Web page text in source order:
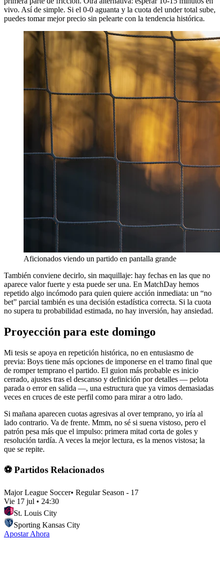
vivo. Así de simple. Si el 0-0 aguanta y la cuota del under total sube,
puedes tomar mejor precio sin pelearte con la tendencia histórica.
Aficionados viendo un partido en pantalla grande
También conviene decirlo, sin maquillaje: hay fechas en las que no
aparece valor fuerte y esta puede ser una. En MatchDay hemos
repetido algo incómodo para quien quiere acción inmediata: un “no
bet” parcial también es una decisión estadística correcta. Si la cuota
no supera tu probabilidad estimada, no hay inversión, hay ansiedad.
Proyección para este domingo
Mi tesis se apoya en repetición histórica, no en entusiasmo de
previa: Boys tiene más opciones de imponerse en el tramo final que
de romper temprano el partido. El guion más probable es inicio
cerrado, ajustes tras el descanso y definición por detalles — pelota
parada o error en salida —, una estructura que ya vimos demasiadas
veces en cruces de este perfil como para mirar a otro lado.
Si mañana aparecen cuotas agresivas al over temprano, yo iría al
lado contrario. Va de frente. Mmm, no sé si suena vistoso, pero el
patrón pesa más que el impulso: primera mitad corta de goles y
resolución tardía. A veces la mejor lectura, es la menos vistosa; la
que se repite.
⚽ Partidos Relacionados
Major League Soccer• Regular Season - 17
Vie 17 jul • 24:30
St. Louis City
Sporting Kansas City
Apostar Ahora